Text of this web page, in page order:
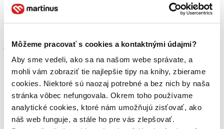
Môžeme pracovať s cookies a kontaktnými údajmi?
Aby sme vedeli, ako sa na našom webe správate, a
mohli vám zobraziť tie najlepšie tipy na knihy, zbierame
cookies. Niektoré sú naozaj potrebné a bez nich by naša
stránka vôbec nefungovala. Okrem toho používame
analytické cookies, ktoré nám umožňujú zisťovať, ako
náš web funguje, a stále ho pre vás zlepšovať.
Ľudské životy sa uzlia. Jeden s druhým. S tretím. So sebou samým.
Nerozmotateľne. Neprehľadne. A pritom je to také jednoduché; stačí sa obzrieť
jednej rodiny tiahnucej sa naprieč celým dvadsiatym storočím, no najmä
paralelne vedľa seba, až kým sa v jednom bode nutne nepreťali a nezauzlili.
Aký veľký uzlík sa zmestí cez ucho ihly? (Viac info)
Tessa Hadley – Manželská láska a iné poviedky
Poviedky Tessy Hadley